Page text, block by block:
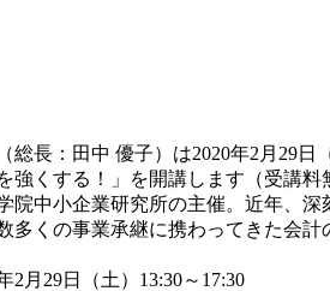
総長：田中 優子）は2020年2月29
強くする！」を開講します（受講料
中小企業研究所の主催。近年、深
多くの事業承継に携わってきた会
月29日（土）13:30～17:30